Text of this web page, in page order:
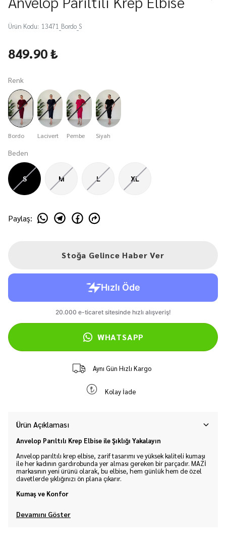
Ürün Kodu: 13471_Bordo_S
849.90 ₺
Renk
Bordo Lacivert Pembe Siyah
Beden
S M L XL
Paylaş:
Stoğa Gelince Haber Ver
WHATSAPP
Aynı Gün Hızlı Kargo
Kolay İade
Ürün Açıklaması
Anvelop Parıltılı Krep Elbise ile Şıklığı Yakalayın
Anvelop parıltılı krep elbise, zarif tasarımı ve yüksek kaliteli kumaşı
ile her kadının gardırobunda yer alması gereken bir parçadır. MAZİ
markasının yeni ürünü olarak, bu elbise, hem günlük hem de özel
davetlerde şıklığınızı ön plana çıkarır.
Kumaş ve Konfor
Devamını Göster